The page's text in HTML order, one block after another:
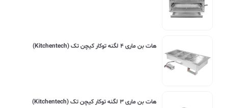
هات بن ماری ۴ لگنه توکار کیچن تک (Kitchentech)
هات بن ماری ۳ لگنه توکار کیچن تک (Kitchentech)